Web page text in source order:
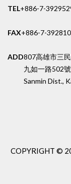
TEL+886-7-
FAX+886-7-
ADD807高雄市三
九如一路502
Sanmin Dist.,
COPYRIGHT ©